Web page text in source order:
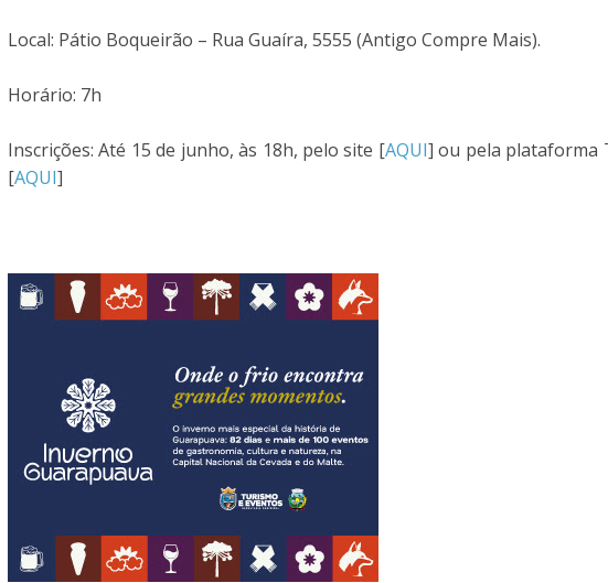
Local: Pátio Boqueirão – Rua Guaíra, 5555 (Antigo Compre Mais).
Horário: 7h
Inscrições: Até 15 de junho, às 18h, pelo site [AQUI] ou pela plataforma
[AQUI]